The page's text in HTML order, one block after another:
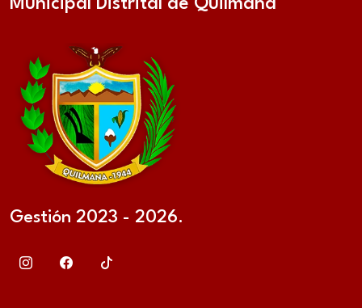
Municipal Distrital de Quilmaná
Gestión 2023 - 2026.